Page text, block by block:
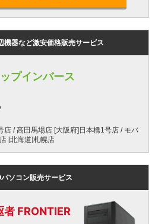
機器など激安価格販売サービス
プインバース
店 / 高田馬場店 [大阪府]日本橋1号店 / モバ
[北海道]札幌店
ソコン販売サービス
FRONTIER